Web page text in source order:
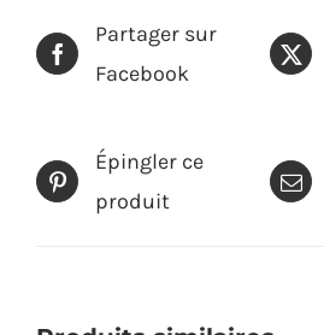
Partager sur
Facebook
Épingler ce
produit